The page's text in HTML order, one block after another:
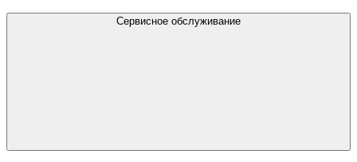
Сервисное обслуживание